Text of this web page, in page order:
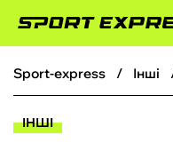
ФУТБОЛ
sport-express інші
ІНШІ